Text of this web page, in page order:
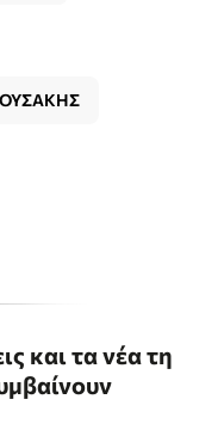
και τα νέα τη